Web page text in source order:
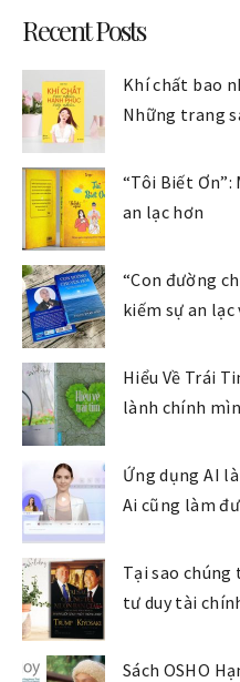
Recent Posts
Khí chất bao
Những trang
“Tôi Biết
an lạc hơn
“Con đường
kiếm sự an
Hiểu Về Trái
lành chính
Ứng dụng AI
Ai cũng làm
Tại sao
tư duy tài
Sách OSHO